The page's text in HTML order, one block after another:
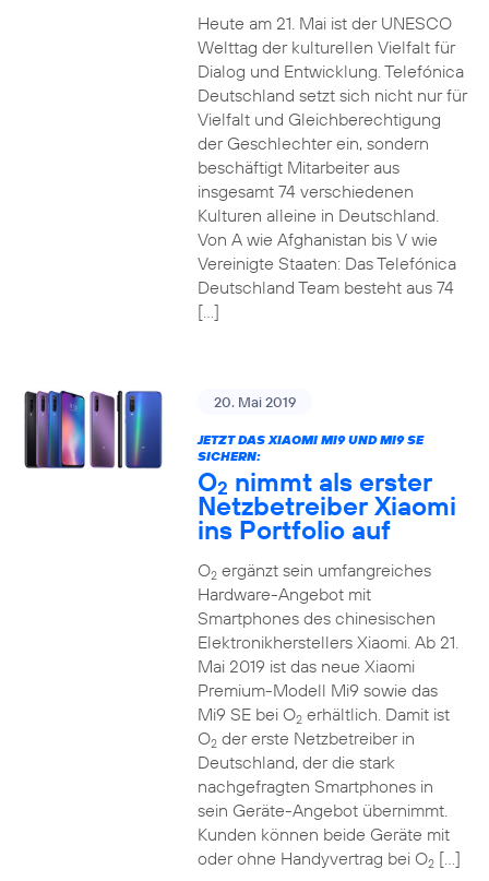
Heute am 21. Mai ist der UNESCO
Welttag der kulturellen Vielfalt für
Dialog und Entwicklung. Telefónica
Deutschland setzt sich nicht nur für
Vielfalt und Gleichberechtigung
der Geschlechter ein, sondern
beschäftigt Mitarbeiter aus
insgesamt 74 verschiedenen
Kulturen alleine in Deutschland.
Von A wie Afghanistan bis V wie
Vereinigte Staaten: Das Telefónica
Deutschland Team besteht aus 74
[…]
20. Mai 2019
JETZT DAS XIAOMI MI9 UND MI9 SE
SICHERN:
O2 nimmt als erster
Netzbetreiber Xiaomi
ins Portfolio auf
O2ergänzt sein umfangreiches
Hardware-Angebot mit
Smartphones des chinesischen
Elektronikherstellers Xiaomi. Ab 21.
Mai 2019 ist das neue Xiaomi
Premium-Modell Mi9 sowie das
Mi9 SE bei O2erhältlich. Damit ist
O2der erste Netzbetreiber in
Deutschland, der die stark
nachgefragten Smartphones in
sein Geräte-Angebot übernimmt.
Kunden können beide Geräte mit
oder ohne Handyvertrag bei O2[…]